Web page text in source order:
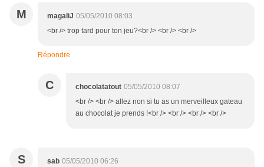
M magaliJ 05/05/2010 08:03
<br /> trop tard pour ton jeu?<br /> <br /> <br />
Répondre
C chocolatatout 05/05/2010 08:07
<br /> <br /> allez non si tu as un merveilleux gateau
au chocolat je prends !<br /> <br /> <br /> <br />
S sab 05/05/2010 06:26